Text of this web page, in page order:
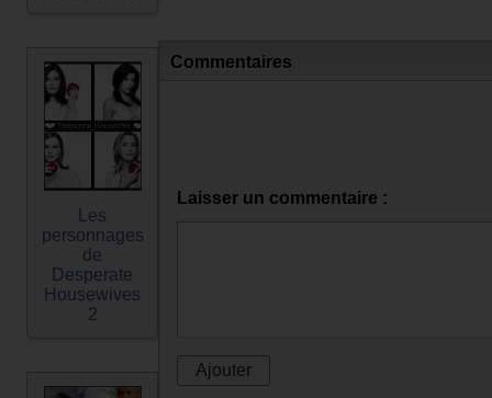
Les
personnages
de
Desperate
Housewives
2
Commentaires
Laisser un commentaire :